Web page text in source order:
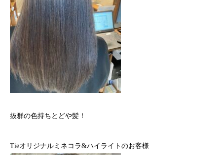
抜群の色持ちとどや髪！
Tieオリジナルミネコラ&ハイライトのお客様